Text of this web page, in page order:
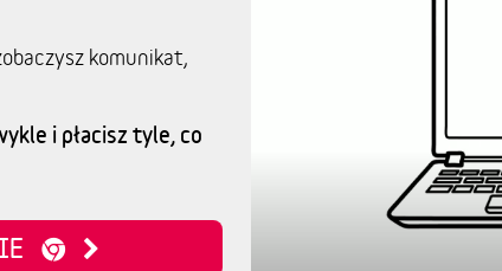
komunikat,
i płacisz tyle, co